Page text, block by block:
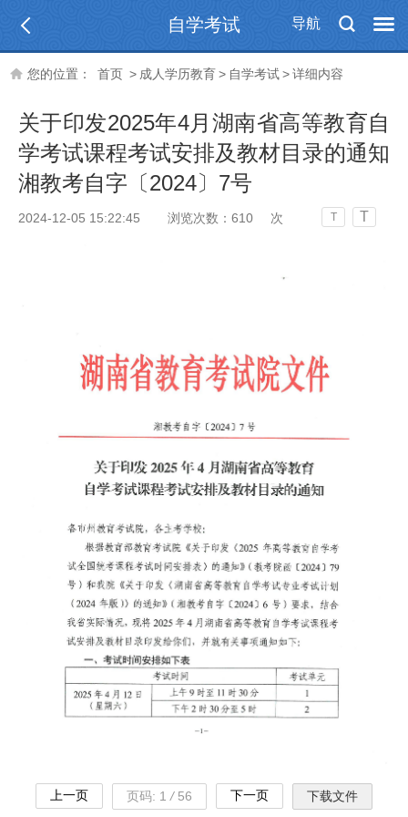
导航
自学考试
您的位置： 首页 > 成人学历教育> 自学考试>详细内容
关于印发2025年4月湖南省高等教育自
学考试课程考试安排及教材目录的通知
湘教考自字〔2024〕7号
2024-12-05 15:22:45 浏览次数： 610 次 T T
上一页 页码: 1 / 56 下一页 下载文件